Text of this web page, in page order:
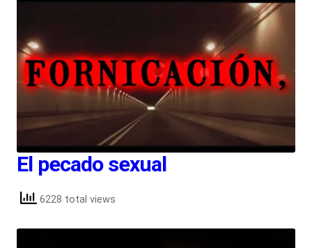
El pecado sexual
6228 total views